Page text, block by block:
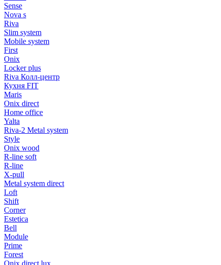
Sense
Nova s
Riva
Slim system
Mobile system
First
Onix
Locker plus
Riva Колл-центр
Кухня FIT
Maris
Onix direct
Home office
Yalta
Riva-2 Metal system
Style
Onix wood
R-line soft
R-line
X-pull
Metal system direct
Loft
Shift
Corner
Estetica
Bell
Module
Prime
Forest
Onix direct lux